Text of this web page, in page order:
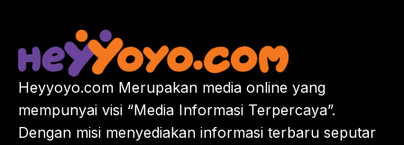
Heyyoyo.com Merupakan media online yang
mempunyai visi “Media Informasi Terpercaya”.
Dengan misi menyediakan informasi terbaru seputar